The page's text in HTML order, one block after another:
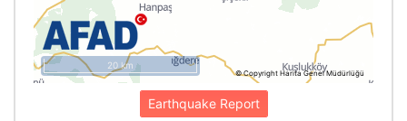
© Copyright Harita Genel Müdürlüğü
20 km
Earthquake Report